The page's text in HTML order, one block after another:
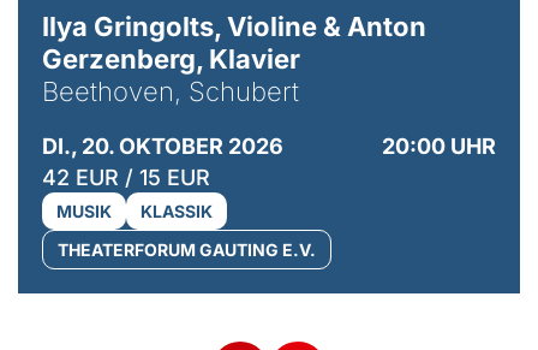
Ilya Gringolts, Violine & Anton
Gerzenberg, Klavier
Beethoven, Schubert
DI., 20. OKTOBER 2026
20:00 UHR
42 EUR / 15 EUR
MUSIK
KLASSIK
THEATERFORUM GAUTING E.V.